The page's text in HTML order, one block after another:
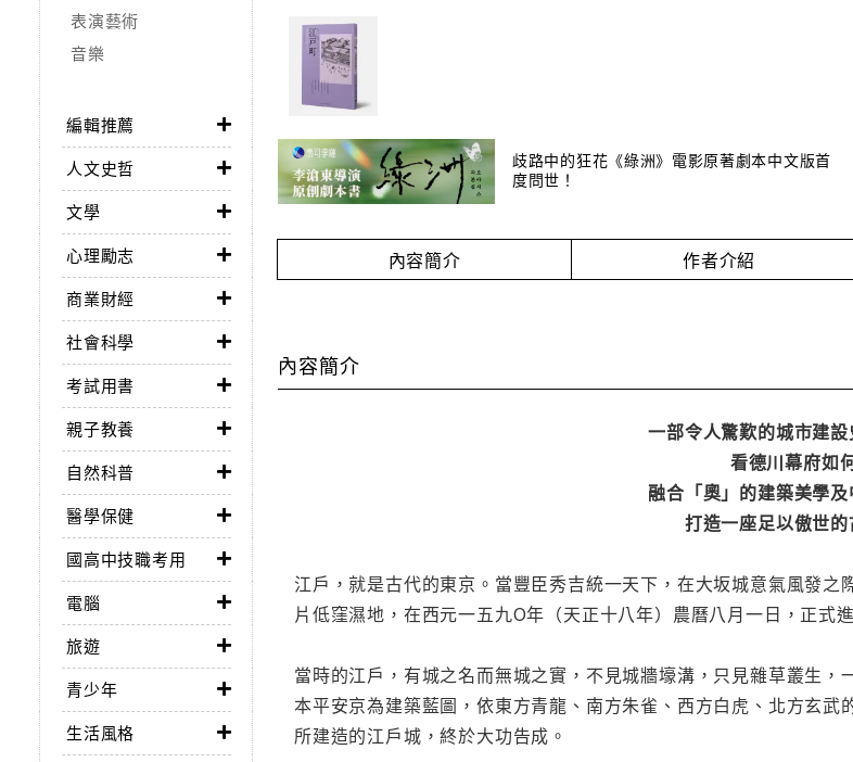
表演藝術
音樂
編輯推薦
人文史哲
文學
心理勵志
商業財經
社會科學
考試用書
親子教養
自然科普
醫學保健
國高中技職考用
電腦
旅遊
青少年
生活風格
歧路中的狂花《綠洲》電影原著劇本中文版首
度問世！
內容簡介 作者介紹
內容簡介
一部令人驚歎的城市建
看德川幕府如
融合「奧」的建築美學
打造一座足以傲世的
江戶，就是古代的東京。當豐臣秀吉統一天下，在大坂城意氣風發
片低窪濕地，在西元一五九O年（天正十八年）農曆八月一日，正式
當時的江戶，有城之名而無城之實，不見城牆壕溝，只見雜草叢生
本平安京為建築藍圖，依東方青龍、南方朱雀、西方白虎、北方玄
所建造的江戶城，終於大功告成。